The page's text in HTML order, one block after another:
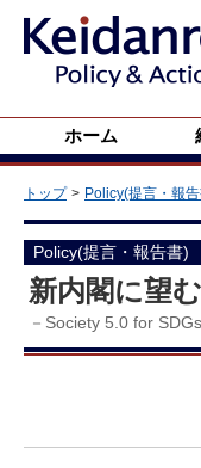
ホーム
トップ Policy(提言・報
Policy(提言・報告書)
新内閣に望む
－Society 5.0 for